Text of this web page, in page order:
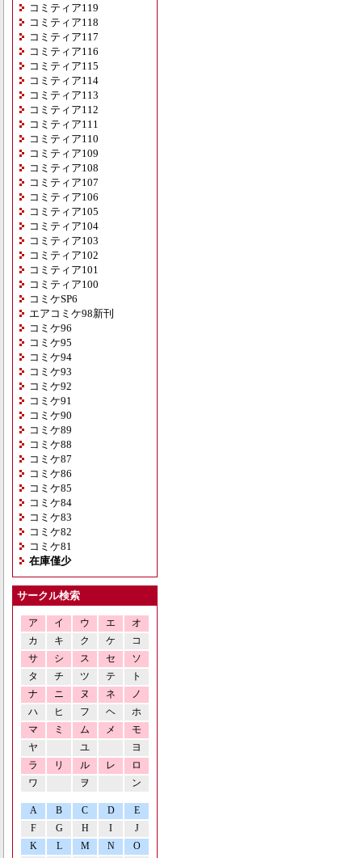
コミティア119
コミティア118
コミティア117
コミティア116
コミティア115
コミティア114
コミティア113
コミティア112
コミティア111
コミティア110
コミティア109
コミティア108
コミティア107
コミティア106
コミティア105
コミティア104
コミティア103
コミティア102
コミティア101
コミティア100
コミケSP6
エアコミケ98新刊
コミケ96
コミケ95
コミケ94
コミケ93
コミケ92
コミケ91
コミケ90
コミケ89
コミケ88
コミケ87
コミケ86
コミケ85
コミケ84
コミケ83
コミケ82
コミケ81
在庫僅少
サークル検索
ア イ ウ エ
オ
カ
キ ク ケ
コ
サ
シ ス セ
ソ
タ
チ ツ テ
ト
ナ
ニ ヌ ネ
ノ
ハ
ヒ フ ヘ
ホ
マ
ミ ム メ
モ
ヤ
ユ
ヨ
ラ
リ ル レ
ロ
ワ
ヲ ン
A B C D
E
F
G H I
J
K
L M N O